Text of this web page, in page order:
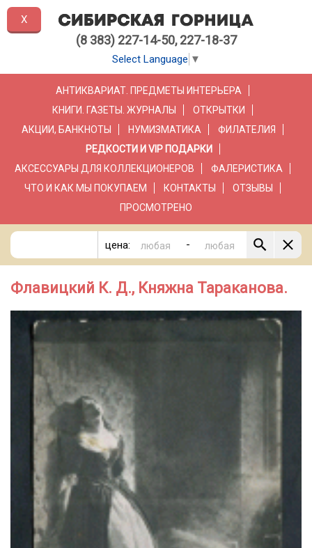
(8 383) 227-14-50, 227-18-37
Select Language ▼
АНТИКВАРИАТ. ПРЕДМЕТЫ ИНТЕРЬЕРА
КНИГИ. ГАЗЕТЫ. ЖУРНАЛЫ
ОТКРЫТКИ
АКЦИИ, БАНКНОТЫ
НУМИЗМАТИКА
ФИЛАТЕЛИЯ
РЕДКОСТИ И VIP ПОДАРКИ
АКСЕССУАРЫ ДЛЯ КОЛЛЕКЦИОНЕРОВ
ФАЛЕРИСТИКА
ЧТО И КАК МЫ ПОКУПАЕМ
КОНТАКТЫ
ОТЗЫВЫ
ПРОСМОТРЕНО
цена: -
Флавицкий К. Д., Княжна Тараканова.
X